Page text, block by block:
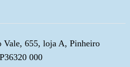
Vale, 655, loja A, Pinheiro
000